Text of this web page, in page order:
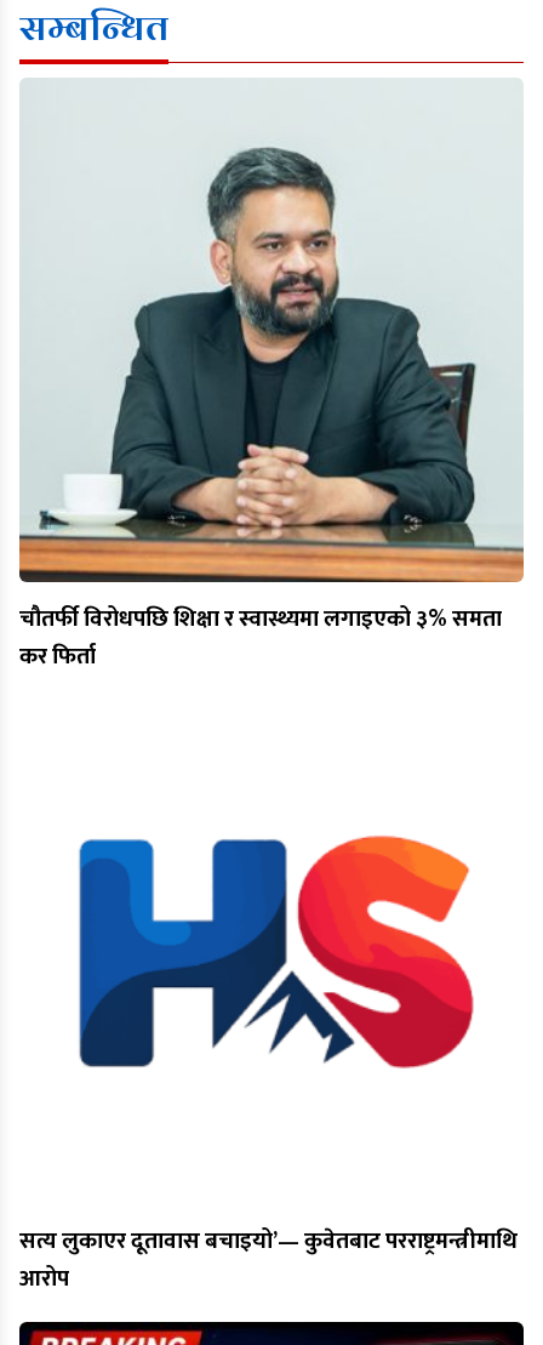
सम्बन्धित
चौतर्फी विरोधपछि शिक्षा र स्वास्थ्यमा लगाइएको ३% समता
कर फिर्ता
सत्य लुकाएर दूतावास बचाइयो’— कुवेतबाट परराष्ट्रमन्त्रीमाथि
आरोप